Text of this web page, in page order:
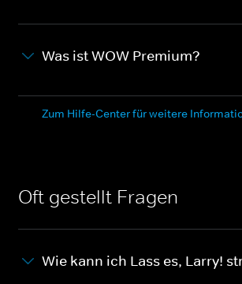
Was ist WOW Premium?
Zum Hilfe-Center für weitere
Oft gestellt Fragen
Wie kann ich Lass es, Larry!